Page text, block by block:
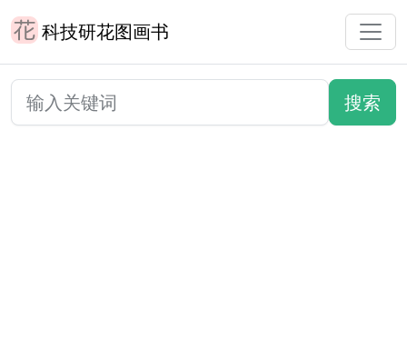
科技研花图画书